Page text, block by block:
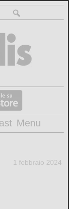
Menu
1 febbraio 2024